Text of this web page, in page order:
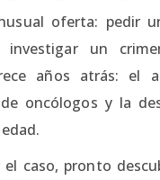
oferta: pedir
investigar un
años atrás: el
oncólogos y la
el caso, pronto